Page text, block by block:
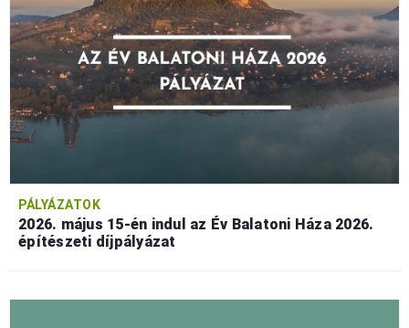
PÁLYÁZATOK
2026. május 15-én indul az Év Balatoni Háza 2026.
építészeti díjpályázat